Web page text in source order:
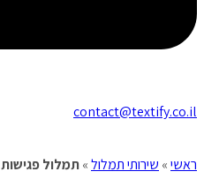
contact@textify.co.il
ראשי» שירותי תמלול»תמלול פגישות